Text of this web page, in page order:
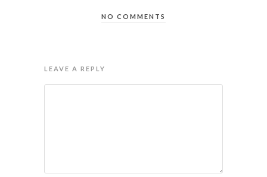
NO COMMENTS
LEAVE A REPLY